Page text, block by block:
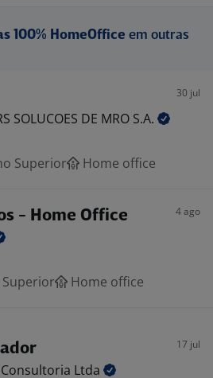
100% HomeOffice em outras
30 jul
SOLUCOES DE MRO S.A.
Superior Home office
- Home Office 4 ago
Home office
17 jul
Ltda